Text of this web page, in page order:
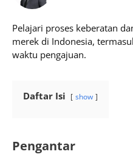
Pelajari proses keberatan
merek di Indonesia,
waktu pengajuan.
Daftar Isi show
Pengantar